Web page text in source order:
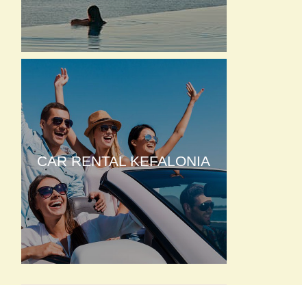
CAR RENTAL KEFALONIA